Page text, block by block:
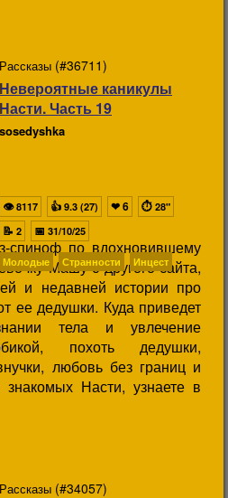
Рассказы (#36711)
Невероятные каникулы
Насти. Часть 19
sosedyshka
спиноф по вдохновившему
Машу с другого сайта,
и недавней истории про
ее дедушки. Куда приведет
тела и увлечение
похоть дедушки,
любовь без границ и
знакомых Насти, узнаете в
👁8117 👍 9.3 (27) ❤6 ⏱ 28"
📝 2 📅 31/10/25
Молодые Странности Инцест
Рассказы (#34057)